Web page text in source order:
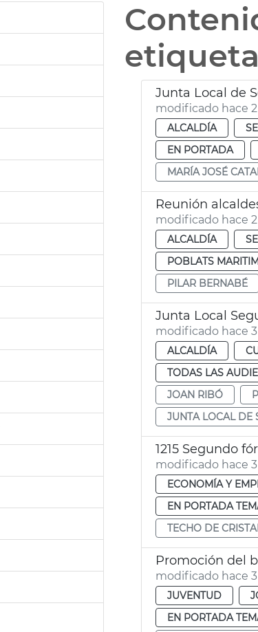
etiqueta
Junta Local de
modificado hace
ALCALDÍA
EN PORTADA
MARÍA JOSÉ
Reunión
modificado hace
ALCALDÍA
POBLATS
PILAR BERNABÉ
Junta Local
modificado hace
ALCALDÍA
TODAS LAS
JOAN RIBÓ
JUNTA LOCAL DE
1215 Segundo
modificado hace
ECONOMÍA Y
EN PORTADA
TECHO DE
Promoción del
modificado hace
JUVENTUD
EN PORTADA